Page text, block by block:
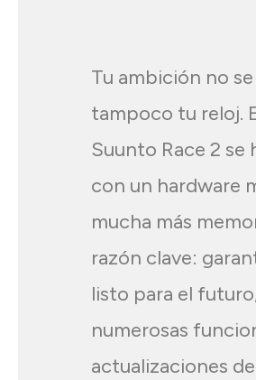
Tu ambición no
tampoco tu reloj.
Suunto Race 2 se
con un hardware
mucha más
razón clave:
listo para el
numerosas
actualizaciones